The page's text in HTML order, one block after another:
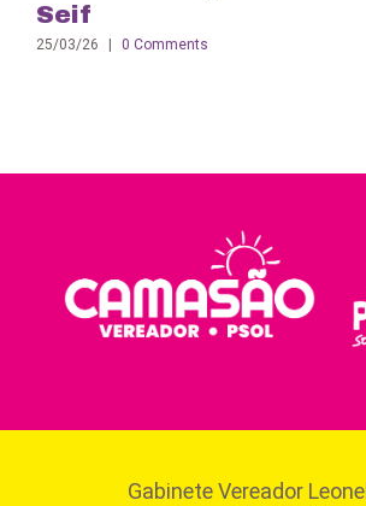
Seif
25/03/26 0 Comments
Gabinete Vereador Leonel